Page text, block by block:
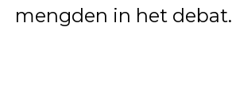
mengden in het debat.